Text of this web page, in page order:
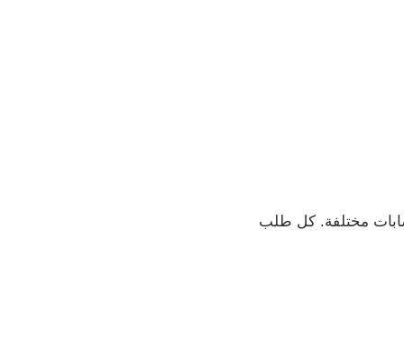
مختلفة. كل طلب